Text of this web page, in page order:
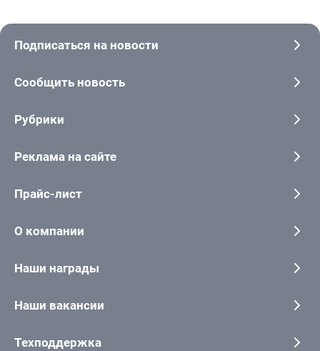
Подписаться на новости
Сообщить новость
Рубрики
Реклама на сайте
Прайс-лист
О компании
Наши награды
Наши вакансии
Техподдержка